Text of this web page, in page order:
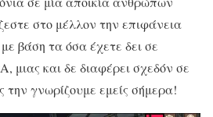
στο μέλλον την επιφάνεια
βάση τα όσα έχετε δει σε
μιας και δε διαφέρει σχεδόν σε
την γνωρίζουμε εμείς σήμερα!